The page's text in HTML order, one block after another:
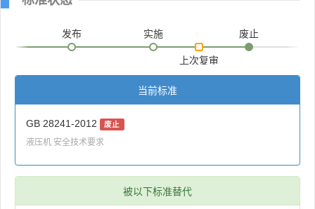
发布 实施
上次复审
废止
当前标准
GB 28241-2012 废止
液压机 安全技术要求
被以下标准替代